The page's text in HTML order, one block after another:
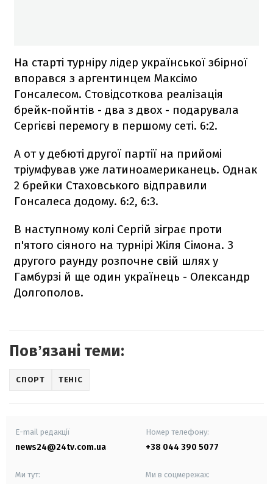
На старті турніру лідер української збірної
впорався з аргентинцем Максімо
Гонсалесом. Стовідсоткова реалізація
брейк-пойнтів - два з двох - подарувала
Сергієві перемогу в першому сеті. 6:2.
А от у дебюті другої партії на прийомі
тріумфував уже латиноамериканець. Однак
2 брейки Стаховського відправили
Гонсалеса додому. 6:2, 6:3.
В наступному колі Сергій зіграє проти
п'ятого сіяного на турнірі Жіля Сімона. З
другого раунду розпочне свій шлях у
Гамбурзі й ще один українець - Олександр
Долгополов.
Повʼязані теми:
СПОРТ ТЕНІС
E-mail редакції
news24@24tv.com.ua
Номер телефону:
+38 044 390 5077
Ми тут: Ми в соцмережах: